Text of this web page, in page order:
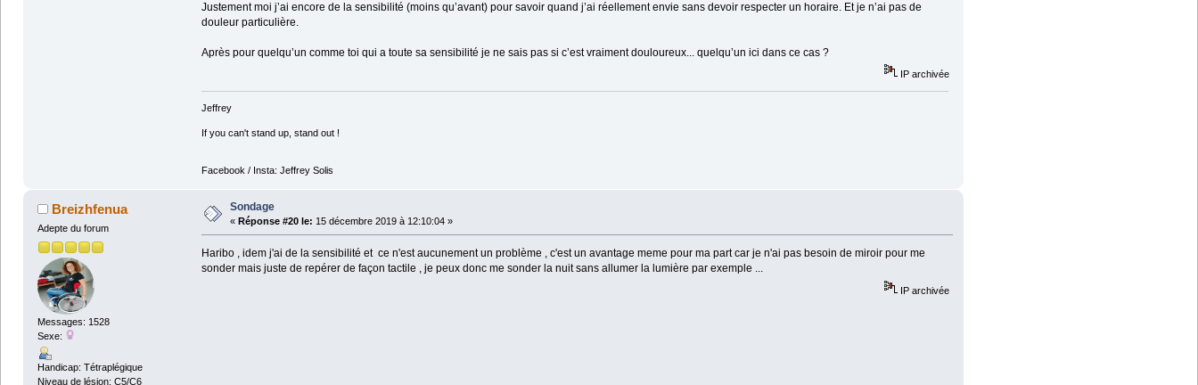
Justement moi j’ai encore de la sensibilité (moins qu’avant) pour savoir quand j’ai réellement envie sans devoir respecter un horaire. Et je n’ai pas de
douleur particulière.
Après pour quelqu’un comme toi qui a toute sa sensibilité je ne sais pas si c’est vraiment douloureux... quelqu’un ici dans ce cas ?
IP archivée
Jeffrey
If you can't stand up, stand out !
Facebook / Insta: Jeffrey Solis
Breizhfenua
Adepte du forum
Messages: 1528
Sexe:
Handicap: Tétraplégique
Niveau de lésion: C5/C6
Sondage
« Réponse #20 le: 15 décembre 2019 à 12:10:04 »
Haribo , idem j'ai de la sensibilité et ce n'est aucunement un problème , c'est un avantage meme pour ma part car je n'ai pas besoin de miroir pour me
sonder mais juste de repérer de façon tactile , je peux donc me sonder la nuit sans allumer la lumière par exemple ...
IP archivée